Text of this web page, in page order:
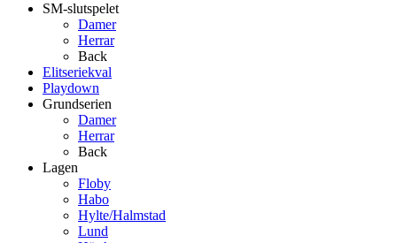
SM-slutspelet
Damer
Herrar
Back
Elitseriekval
Playdown
Grundserien
Damer
Herrar
Back
Lagen
Floby
Habo
Hylte/Halmstad
Lund